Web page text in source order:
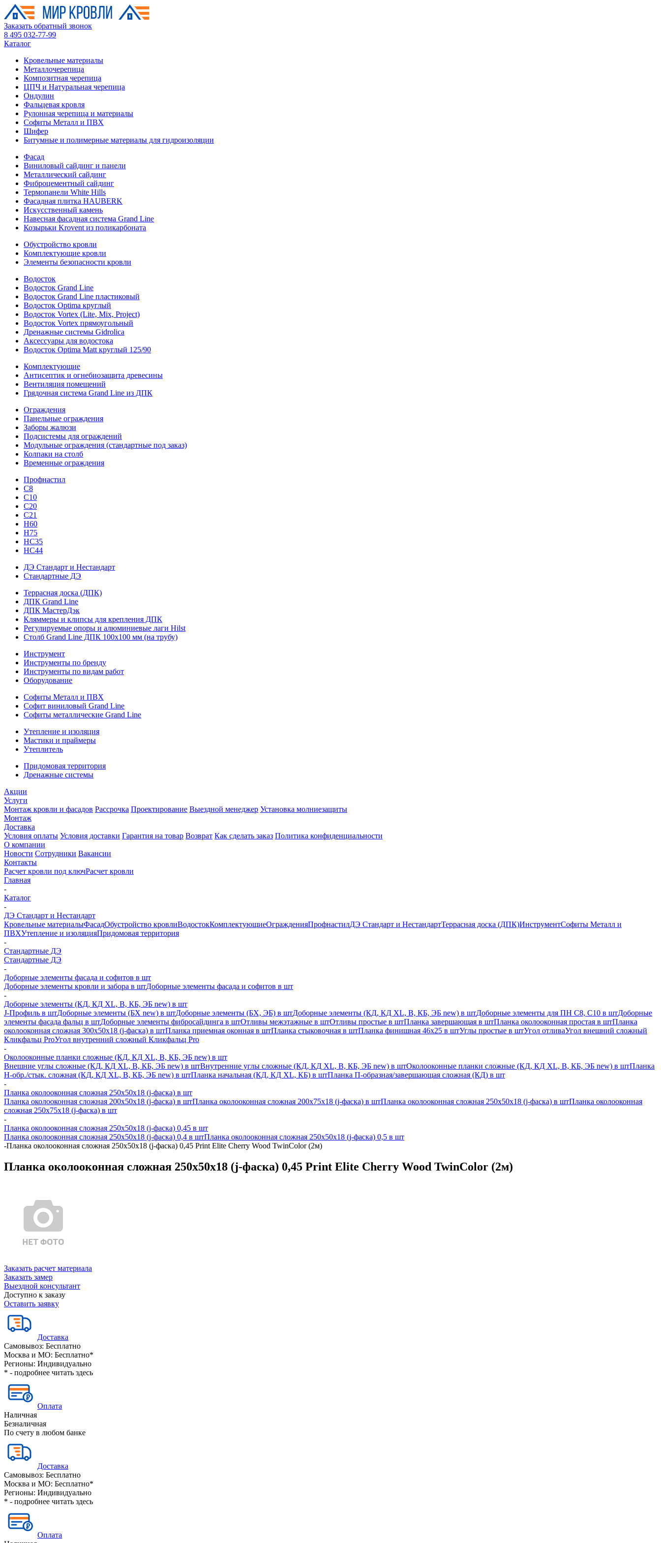
Заказать обратный звонок
8 495 032-77-99
Каталог
Кровельные материалы
Металлочерепица
Композитная черепица
ЦПЧ и Натуральная черепица
Ондулин
Фальцевая кровля
Рулонная черепица и материалы
Софиты Металл и ПВХ
Шифер
Битумные и полимерные материалы для гидроизоляции
Фасад
Виниловый сайдинг и панели
Металлический сайдинг
Фиброцементный сайдинг
Термопанели White Hills
Фасадная плитка HAUBERK
Искусственный камень
Навесная фасадная система Grand Line
Козырьки Krovent из поликарбоната
Обустройство кровли
Комплектующие кровли
Элементы безопасности кровли
Водосток
Водосток Grand Line
Водосток Grand Line пластиковый
Водосток Optima круглый
Водосток Vortex (Lite, Mix, Project)
Водосток Vortex прямоугольный
Дренажные системы Gidrolica
Аксессуары для водостока
Водосток Optima Matt круглый 125/90
Комплектующие
Антисептик и огнебиозащита древесины
Вентиляция помещений
Грядочная система Grand Line из ДПК
Ограждения
Панельные ограждения
Заборы жалюзи
Подсистемы для ограждений
Модульные ограждения (стандартные под заказ)
Колпаки на столб
Временные ограждения
Профнастил
С8
С10
С20
С21
H60
H75
HС35
НС44
ДЭ Стандарт и Нестандарт
Стандартные ДЭ
Террасная доска (ДПК)
ДПК Grand Line
ДПК МастерДэк
Кляммеры и клипсы для крепления ДПК
Регулируемые опоры и алюминиевые лаги Hilst
Столб Grand Line ДПК 100х100 мм (на трубу)
Инструмент
Инструменты по бренду
Инструменты по видам работ
Оборудование
Софиты Металл и ПВХ
Софит виниловый Grand Line
Софиты металлические Grand Line
Утепление и изоляция
Мастики и праймеры
Утеплитель
Придомовая территория
Дренажные системы
Акции
Услуги
Монтаж кровли и фасадов Рассрочка Проектирование Выездной менеджер Установка молниезащиты
Монтаж
Доставка
Условия оплаты Условия доставки Гарантия на товар Возврат Как сделать заказ Политика конфиденциальности
О компании
Новости Сотрудники Вакансии
Контакты
Расчет кровли под ключРасчет кровли
Главная
-
Каталог
-
ДЭ Стандарт и Нестандарт
Кровельные материалыФасадОбустройство кровлиВодостокКомплектующиеОгражденияПрофнастилДЭ Стандарт и НестандартТеррасная доска (ДПК)ИнструментСофиты Металл и
ПВХУтепление и изоляцияПридомовая территория
-
Стандартные ДЭ
Стандартные ДЭ
-
Доборные элементы фасада и софитов в шт
Доборные элементы кровли и забора в штДоборные элементы фасада и софитов в шт
-
Доборные элементы (КД, КД XL, В, КБ, ЭБ new) в шт
J-Профиль в штДоборные элементы (БХ new) в штДоборные элементы (БХ, ЭБ) в штДоборные элементы (КД, КД XL, В, КБ, ЭБ new) в штДоборные элементы для ПН С8, С10 в штДоборные
элементы фасада фальц в штДоборные элементы фибросайдинга в штОтливы межэтажные в штОтливы простые в штПланка завершающая в штПланка околооконная простая в штПланка
околооконная сложная 300х50х18 (j-фаска) в штПланка приемная оконная в штПланка стыковочная в штПланка финишная 46х25 в штУглы простые в штУгол отливаУгол внешний сложный
Кликфальц ProУгол внутренний сложный Кликфальц Pro
-
Околооконные планки сложные (КД, КД XL, В, КБ, ЭБ new) в шт
Внешние углы сложные (КД, КД XL, В, КБ, ЭБ new) в штВнутренние углы сложные (КД, КД XL, В, КБ, ЭБ new) в штОколооконные планки сложные (КД, КД XL, В, КБ, ЭБ new) в штПланка
H-обр./стык. сложная (КД, КД XL, В, КБ, ЭБ new) в штПланка начальная (КД, КД XL, КБ) в штПланка П-образная/завершающая сложная (КД) в шт
-
Планка околооконная сложная 250х50х18 (j-фаска) в шт
Планка околооконная сложная 200х50х18 (j-фаска) в штПланка околооконная сложная 200х75х18 (j-фаска) в штПланка околооконная сложная 250х50х18 (j-фаска) в штПланка околооконная
сложная 250х75х18 (j-фаска) в шт
-
Планка околооконная сложная 250х50х18 (j-фаска) 0,45 в шт
Планка околооконная сложная 250х50х18 (j-фаска) 0,4 в штПланка околооконная сложная 250х50х18 (j-фаска) 0,5 в шт
-Планка околооконная сложная 250х50х18 (j-фаска) 0,45 Print Elite Cherry Wood TwinColor (2м)
Планка околооконная сложная 250х50х18 (j-фаска) 0,45 Print Elite Cherry Wood TwinColor (2м)
Заказать расчет материала
Заказать замер
Выездной консультант
Доступно к заказу
Оставить заявку
Доставка
Самовывоз: Бесплатно
Москва и МО: Бесплатно*
Регионы: Индивидуально
* - подробнее читать здесь
Оплата
Наличная
Безналичная
По счету в любом банке
Доставка
Самовывоз: Бесплатно
Москва и МО: Бесплатно*
Регионы: Индивидуально
* - подробнее читать здесь
Оплата